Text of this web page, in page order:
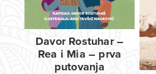
Davor Rostuhar –
Rea i Mia – prva
putovanja